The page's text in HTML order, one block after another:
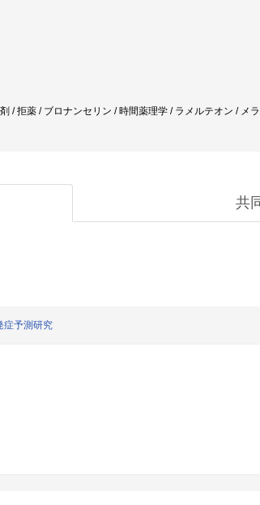
/ 拒薬 / ブロナンセリン / 時間薬理学 / ラメルテオン / メ
共
症予測研究